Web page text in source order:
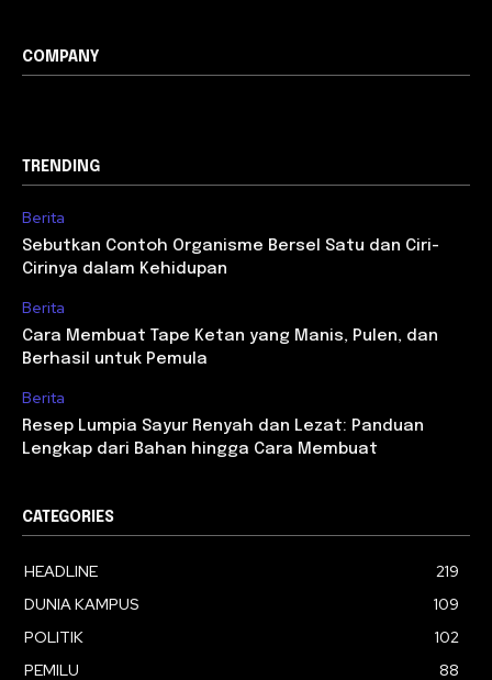
COMPANY
TRENDING
Berita
Sebutkan Contoh Organisme Bersel Satu dan Ciri-
Cirinya dalam Kehidupan
Berita
Cara Membuat Tape Ketan yang Manis, Pulen, dan
Berhasil untuk Pemula
Berita
Resep Lumpia Sayur Renyah dan Lezat: Panduan
Lengkap dari Bahan hingga Cara Membuat
CATEGORIES
HEADLINE
219
DUNIA KAMPUS
109
POLITIK
102
PEMILU
88